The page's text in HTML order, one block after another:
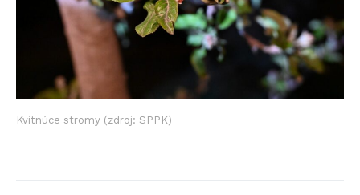
Kvitnúce stromy (zdroj: SPPK)